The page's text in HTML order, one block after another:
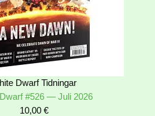
Dwarf Tidningar
#526 — Juli 2026
10,00 €